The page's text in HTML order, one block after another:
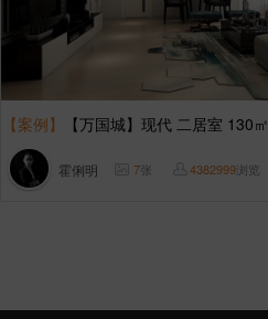
【案例】 【万国城】现代 二居室 130㎡
霍俐明 7张 4382999浏览